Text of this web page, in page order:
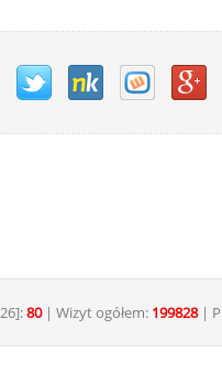
80| Wizyt ogółem: 199828|